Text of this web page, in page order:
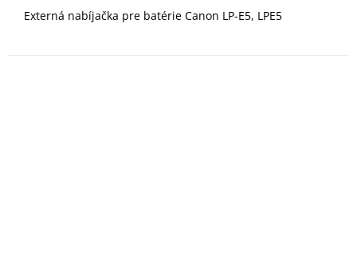
Externá nabíjačka pre batérie Canon LP-E5, LPE5